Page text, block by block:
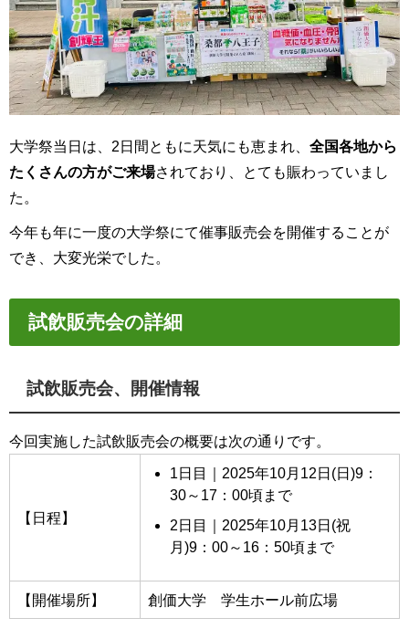
大学祭当日は、2日間ともに天気にも恵まれ、 全国各地から
たくさんの方がご来場されており、とても賑わっていまし
た。
今年も年に一度の大学祭にて催事販売会を開催することが
でき、大変光栄でした。
試飲販売会の詳細
試飲販売会、開催情報
今回実施した試飲販売会の概要は次の通りです。
【 日程】
1日目｜2025年10月12日(日)9：
30～17：00頃まで
2日目｜2025年10月13日(祝
月)9：00～16：50頃まで
【開催場所】 創価大学 学生ホール前広場